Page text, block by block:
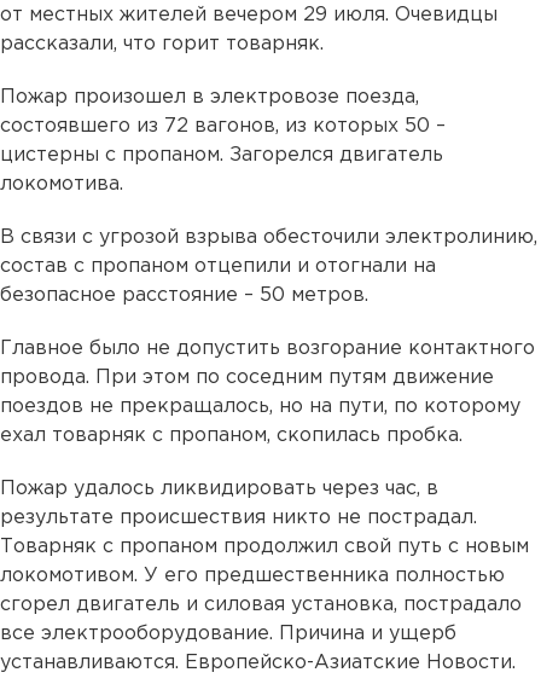
от местных жителей вечером 29 июля. Очевидцы
рассказали, что горит товарняк.
Пожар произошел в электровозе поезда,
состоявшего из 72 вагонов, из которых 50 –
цистерны с пропаном. Загорелся двигатель
локомотива.
В связи с угрозой взрыва обесточили электролинию,
состав с пропаном отцепили и отогнали на
безопасное расстояние – 50 метров.
Главное было не допустить возгорание контактного
провода. При этом по соседним путям движение
поездов не прекращалось, но на пути, по которому
ехал товарняк с пропаном, скопилась пробка.
Пожар удалось ликвидировать через час, в
результате происшествия никто не пострадал.
Товарняк с пропаном продолжил свой путь с новым
локомотивом. У его предшественника полностью
сгорел двигатель и силовая установка, пострадало
все электрооборудование. Причина и ущерб
устанавливаются. Европейско-Азиатские Новости.